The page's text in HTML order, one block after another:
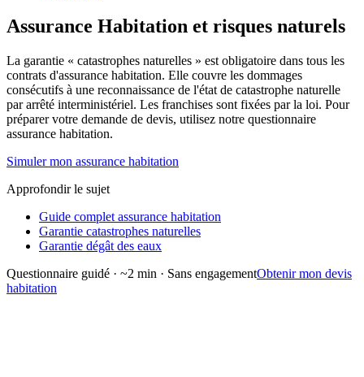
Assurance Habitation et risques naturels
La garantie « catastrophes naturelles » est obligatoire dans tous les
contrats d'assurance habitation. Elle couvre les dommages
consécutifs à une reconnaissance de l'état de catastrophe naturelle
par arrêté interministériel. Les franchises sont fixées par la loi. Pour
préparer votre demande de devis, utilisez notre questionnaire
assurance habitation.
Simuler mon assurance habitation
Approfondir le sujet
Guide complet assurance habitation
Garantie catastrophes naturelles
Garantie dégât des eaux
Questionnaire guidé · ~2 min · Sans engagementObtenir mon devis
habitation